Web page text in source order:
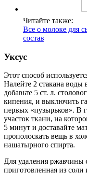
Читайте также:
Все о молоке для
состав
Уксус
Этот способ
Налейте 2 стакана
добавьте 5 ст. л.
кипения, и выключить
первых «пузырьков». В
участок ткани, на
5 минут и доставайте
прополоскать вещь в
нашатырного спирта.
Для удаления ржавчины
приготовленная из